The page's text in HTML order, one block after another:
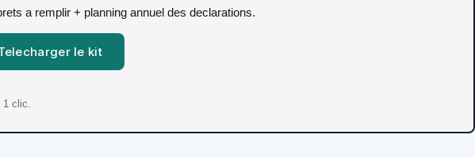
a remplir + planning annuel des declarations.
le kit
clic.